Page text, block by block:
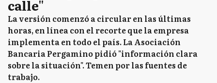
calle"
La versión comenzó a circular en las últimas
horas, en línea con el recorte que la empresa
implementa en todo el país. La Asociación
Bancaria Pergamino pidió "información clara
sobre la situación". Temen por las fuentes de
trabajo.